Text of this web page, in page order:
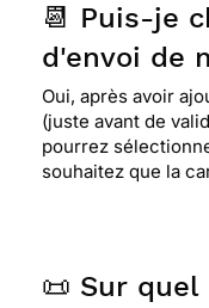
⭐⭐⭐⭐
Le 08/
l'arrivée du
⭐⭐⭐⭐
Le 07/09/
splendeur, arbres
beaucoup de
📆 Puis-je
d'envoi de
Oui, après avoir
(juste avant de
pourrez
souhaitez que la
📜 Sur